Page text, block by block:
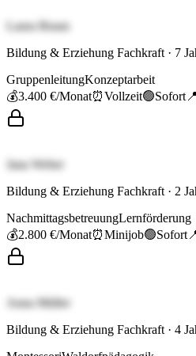
Laura Braun
Bildung & Erziehung Fachkraft · 7
GruppenleitungKonzeptarbeit
💰3.400 €/Monat⏰Vollzeit🟢Sofort 📍
Jana Weber
Bildung & Erziehung Fachkraft · 2
NachmittagsbetreuungLernförderung
💰2.800 €/Monat⏰Minijob🟢Sofort
Anna Müller
Bildung & Erziehung Fachkraft · 4